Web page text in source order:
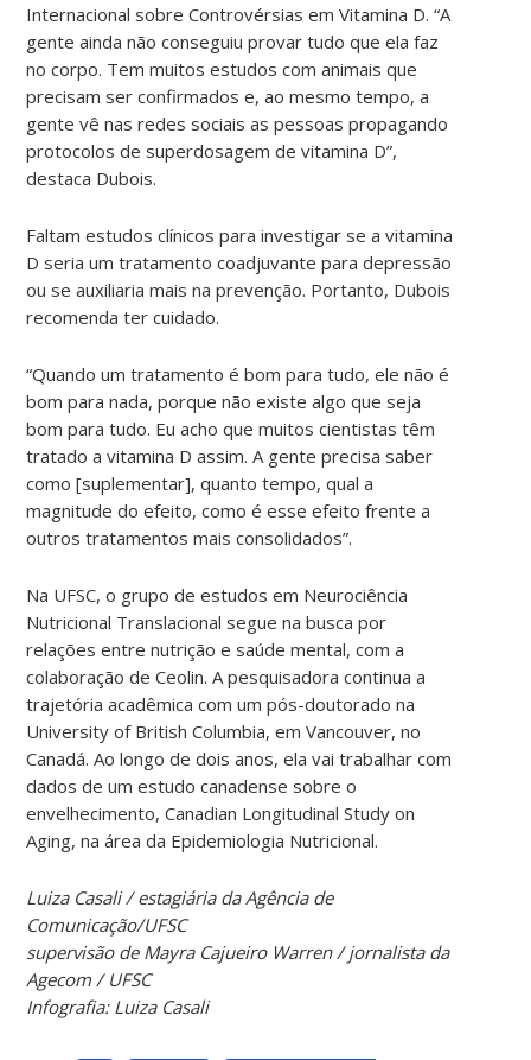
Internacional sobre Controvérsias em Vitamina D. “A
gente ainda não conseguiu provar tudo que ela faz
no corpo. Tem muitos estudos com animais que
precisam ser confirmados e, ao mesmo tempo, a
gente vê nas redes sociais as pessoas propagando
protocolos de superdosagem de vitamina D”,
destaca Dubois.
Faltam estudos clínicos para investigar se a vitamina
D seria um tratamento coadjuvante para depressão
ou se auxiliaria mais na prevenção. Portanto, Dubois
recomenda ter cuidado.
“Quando um tratamento é bom para tudo, ele não é
bom para nada, porque não existe algo que seja
bom para tudo. Eu acho que muitos cientistas têm
tratado a vitamina D assim. A gente precisa saber
como [suplementar], quanto tempo, qual a
magnitude do efeito, como é esse efeito frente a
outros tratamentos mais consolidados”.
Na UFSC, o grupo de estudos em Neurociência
Nutricional Translacional segue na busca por
relações entre nutrição e saúde mental, com a
colaboração de Ceolin. A pesquisadora continua a
trajetória acadêmica com um pós-doutorado na
University of British Columbia, em Vancouver, no
Canadá. Ao longo de dois anos, ela vai trabalhar com
dados de um estudo canadense sobre o
envelhecimento, Canadian Longitudinal Study on
Aging, na área da Epidemiologia Nutricional.
Luiza Casali / estagiária da Agência de
Comunicação/UFSC
supervisão de Mayra Cajueiro Warren / jornalista da
Agecom / UFSC
Infografia: Luiza Casali